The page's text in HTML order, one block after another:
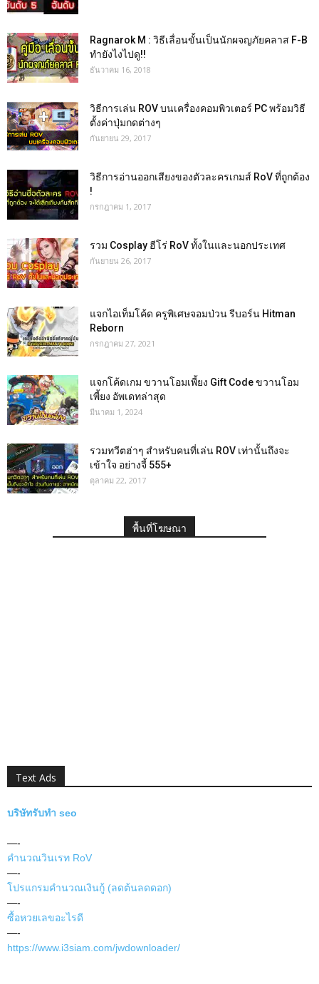
Ragnarok M : วิธีเลื่อนขั้นเป็นนักผจญภัยคลาส F-B
ทำยังไงไปดู!!
ธันวาคม 16, 2018
วิธีการเล่น ROV บนเครื่องคอมพิวเตอร์ PC พร้อมวิธี
ตั้งค่าปุ่มกดต่างๆ
กันยายน 29, 2017
วิธีการอ่านออกเสียงของตัวละครเกมส์ RoV ที่ถูกต้อง
!
กรกฎาคม 1, 2017
รวม Cosplay ฮีโร่ RoV ทั้งในและนอกประเทศ
กันยายน 26, 2017
แจกไอเท็มโค้ด ครูพิเศษจอมป่วน รีบอร์น Hitman
Reborn
กรกฎาคม 27, 2021
แจกโค้ดเกม ขวานโอมเพี้ยง Gift Code ขวานโอม
เพี้ยง อัพเดทล่าสุด
มีนาคม 1, 2024
รวมทวีตฮ่าๆ สำหรับคนที่เล่น ROV เท่านั้นถึงจะ
เข้าใจ อย่างจี้ 555+
ตุลาคม 22, 2017
พื้นที่โฆษณา
Text Ads
บริษัทรับทำ seo
—-
คำนวณวินเรท RoV
—-
โปรแกรมคำนวณเงินกู้ (ลดต้นลดดอก)
—-
ซื้อหวยเลขอะไรดี
—-
https://www.i3siam.com/jwdownloader/